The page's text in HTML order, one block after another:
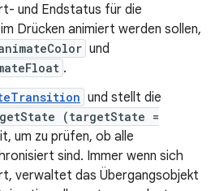
und Endstatus für die
Drücken animiert werden sollen,
und
.
und stellt die
(targetState =
um zu prüfen, ob alle
sind. Immer wenn sich
verwaltet das Übergangsobjekt